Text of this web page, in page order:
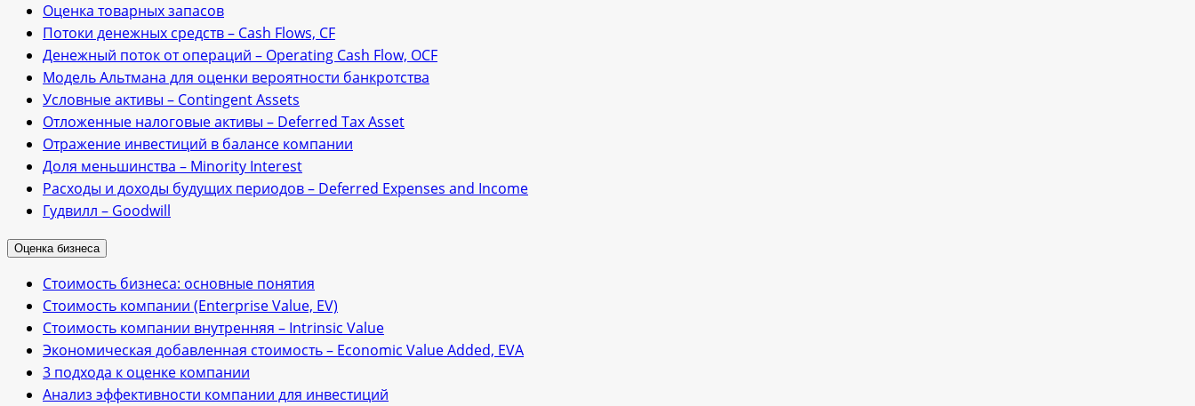
Оценка товарных запасов
Потоки денежных средств – Cash Flows, CF
Денежный поток от операций – Operating Cash Flow, OCF
Модель Альтмана для оценки вероятности банкротства
Условные активы – Contingent Assets
Отложенные налоговые активы – Deferred Tax Asset
Отражение инвестиций в балансе компании
Доля меньшинства – Minority Interest
Расходы и доходы будущих периодов – Deferred Expenses and Income
Гудвилл – Goodwill
Оценка бизнеса
Стоимость бизнеса: основные понятия
Стоимость компании (Enterprise Value, EV)
Стоимость компании внутренняя – Intrinsic Value
Экономическая добавленная стоимость – Economic Value Added, EVA
3 подхода к оценке компании
Анализ эффективности компании для инвестиций